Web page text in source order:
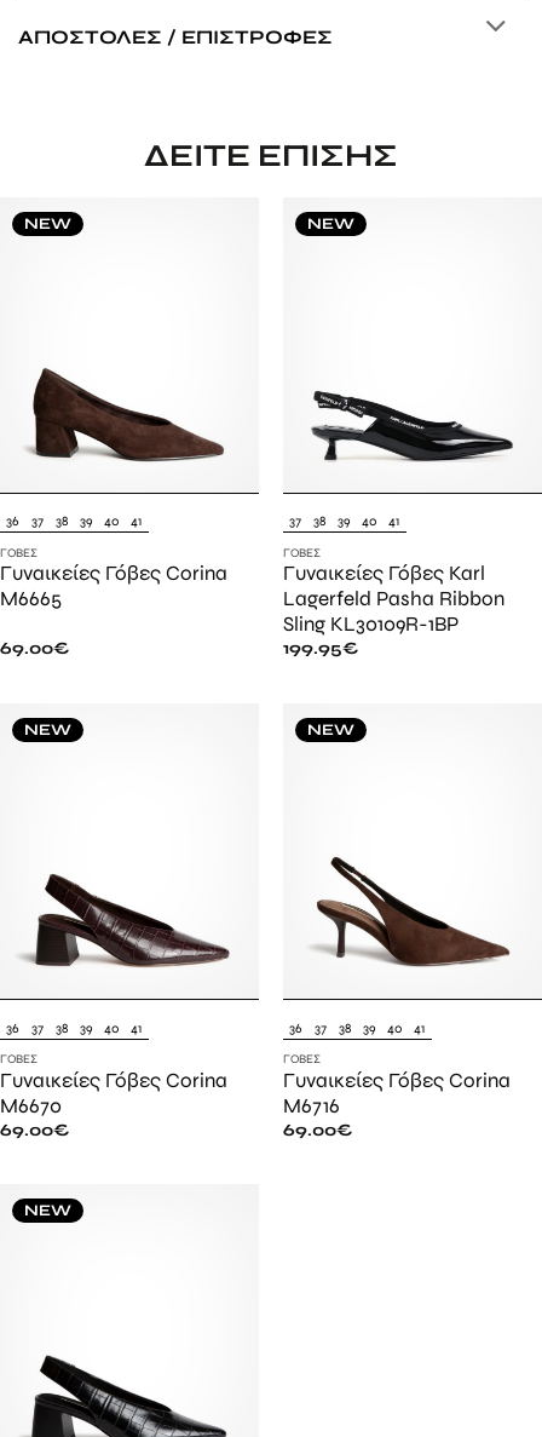
ΑΠΟΣΤΟΛΈΣ / ΕΠΙΣΤΡΟΦΈΣ
ΔΕΊΤΕ ΕΠΊΣΗΣ
NEW
36 37 38 39 40 41
ΓΌΒΕΣ
Γυναικείες Γόβες Corina
M6665
69.00€
NEW
37 38 39 40 41
ΓΌΒΕΣ
Γυναικείες Γόβες Karl
Lagerfeld Pasha Ribbon
Sling KL30109R-1BP
199.95€
NEW
36 37 38 39 40 41
ΓΌΒΕΣ
Γυναικείες Γόβες Corina
M6670
69.00€
NEW
36 37 38 39 40 41
ΓΌΒΕΣ
Γυναικείες Γόβες Corina
M6716
69.00€
NEW